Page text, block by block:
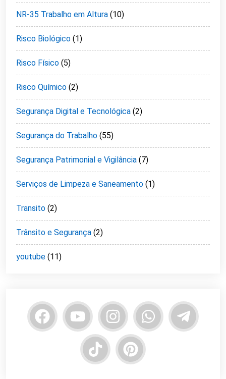
NR-35 Trabalho em Altura (10)
Risco Biológico (1)
Risco Físico (5)
Risco Químico (2)
Segurança Digital e Tecnológica (2)
Segurança do Trabalho (55)
Segurança Patrimonial e Vigilância (7)
Serviços de Limpeza e Saneamento (1)
Transito (2)
Trânsito e Segurança (2)
youtube (11)